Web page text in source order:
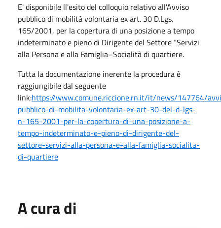
E' disponibile ll'esito del colloquio relativo all'Avviso
pubblico di mobilità volontaria ex art. 30 D.Lgs.
165/2001, per la copertura di una posizione a tempo
indeterminato e pieno di Dirigente del Settore “Servizi
alla Persona e alla Famiglia–Socialità di quartiere.
Tutta la documentazione inerente la procedura è
raggiungibile dal seguente
link:https://www.comune.riccione.rn.it/it/news/147764/
pubblico-di-mobilita-volontaria-ex-art-30-del-d-lgs-
n-165-2001-per-la-copertura-di-una-posizione-a-
tempo-indeterminato-e-pieno-di-dirigente-del-
settore-servizi-alla-persona-e-alla-famiglia-socialita-
di-quartiere
A cura di